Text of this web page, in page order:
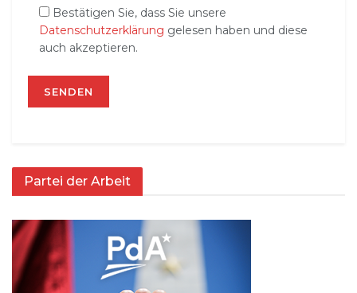
Bestätigen Sie, dass Sie unsere
Datenschutzerklärung gelesen haben und diese
auch akzeptieren.
Partei der Arbeit